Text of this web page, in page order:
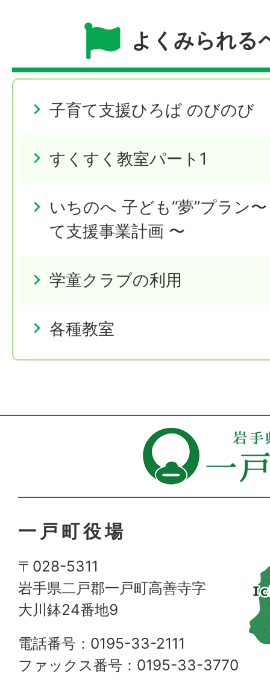
よくみられる
子育て支援ひろば のびのび
すくすく教室パート1
いちのへ 子ども“夢”プラン
て支援事業計画 〜
学童クラブの利用
各種教室
一戸町役場
〒028-5311
岩手県二戸郡一戸町高善寺字
大川鉢24番地9
電話番号：0195-33-2111
ファックス番号：0195-33-3770